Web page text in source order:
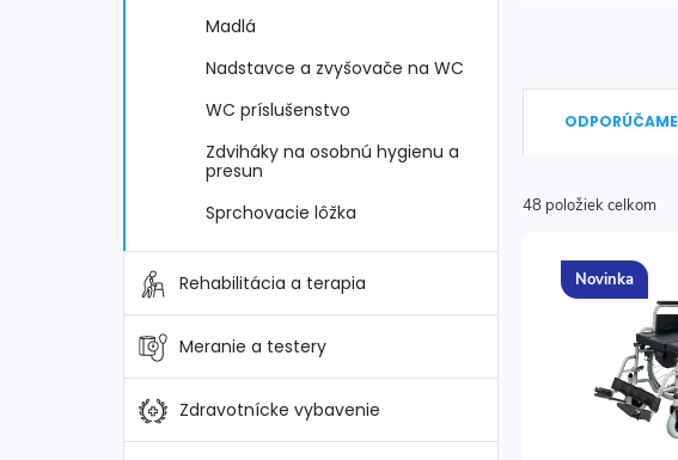
Madlá
Nadstavce a zvyšovače na WC
WC príslušenstvo
Zdviháky na osobnú hygienu a
presun
Sprchovacie lôžka
Rehabilitácia a terapia
Meranie a testery
Zdravotnícke vybavenie
a
d
ODPORÚČAME
48 položiek celkom
Novinka